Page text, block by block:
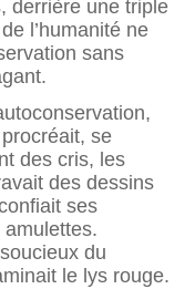
derrière une triple
l’humanité ne
sans
procréait, se
des cris, les
des dessins
ses
du
le lys rouge.